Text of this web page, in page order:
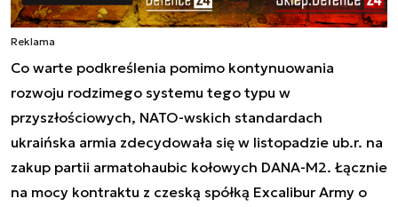
Reklama
Co warte podkreślenia pomimo kontynuowania
rozwoju rodzimego systemu tego typu w
przyszłościowych, NATO-wskich standardach
ukraińska armia zdecydowała się w listopadzie ub.r. na
zakup partii armatohaubic kołowych DANA-M2. Łącznie
na mocy kontraktu z czeską spółką Excalibur Army o